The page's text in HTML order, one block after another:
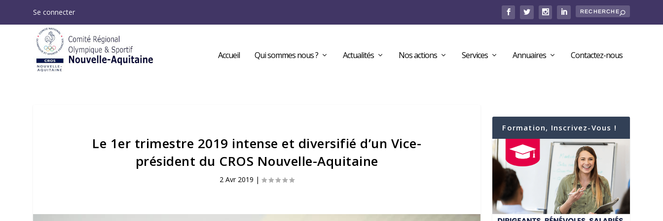
Se connecter
Accueil Qui sommes nous ? Actualités Nos actions Services Annuaires Contactez-nous
Le 1er trimestre 2019 intense et diversifié d’un Vice-
président du CROS Nouvelle-Aquitaine
2 Avr 2019 |
Formation, Inscrivez-Vous !